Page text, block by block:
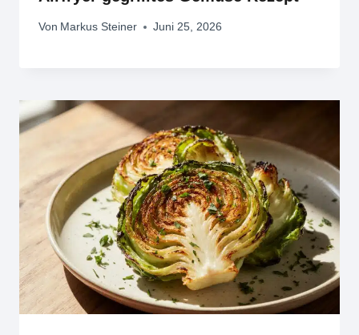
Von Markus Steiner Juni 25, 2026